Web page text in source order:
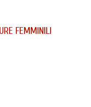
FEMMINILI